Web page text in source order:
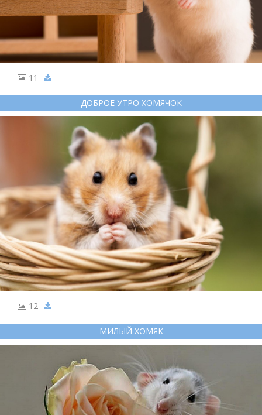
11
ДОБРОЕ УТРО ХОМЯЧОК
12
МИЛЫЙ ХОМЯК